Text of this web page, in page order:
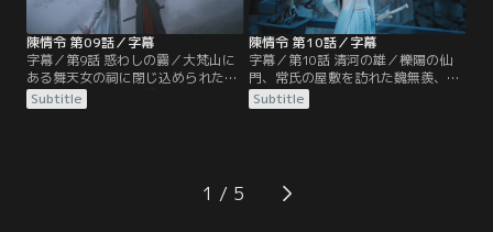
陳情令 第09話／字幕
字幕／第9話 惑わしの霧／大梵山に
ある舞天女の祠に閉じ込められた魏
無羨と藍忘機たち。襲い掛かる村人
たちを操っていたのは温晁だった。
天女の像に埋まっていた陰鉄が温若
寒に奪われたため、像が村人たちの
Subtitle
陳情令 第10話／字幕
字幕／第10話 清河の雄／櫟陽の仙
門、常氏の屋敷を訪れた魏無羨、藍
忘機、江澄だったが、なんと常氏一
族は薛洋の手で惨殺されていた。そ
星塵たちと別れた魏無羨たちは、聶
懐桑、孟瑶と清河聶氏の不浄世に到
Subtitle
1